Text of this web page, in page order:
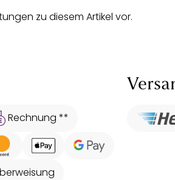
zu diesem Artikel vor.
Rechnung **